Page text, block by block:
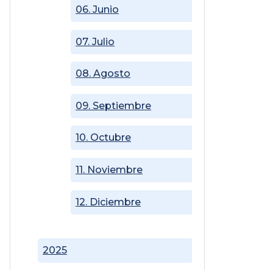
2025
06. Junio
07. Julio
08. Agosto
09. Septiembre
10. Octubre
11. Noviembre
12. Diciembre